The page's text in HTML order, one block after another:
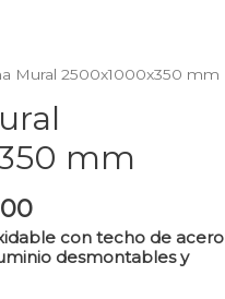
Mural 2500x1000x350 mm
mm
con techo de acero
desmontables y